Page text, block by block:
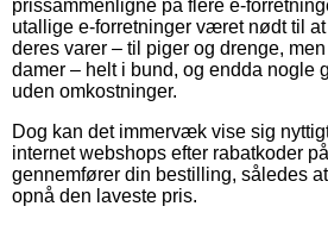
prissammenligne på flere e-
utallige e-forretninger været nødt til
deres varer – til piger og drenge,
damer – helt i bund, og endda nogle
uden omkostninger.
Dog kan det immervæk vise sig
internet webshops efter rabatkoder
gennemfører din bestilling, således
opnå den laveste pris.